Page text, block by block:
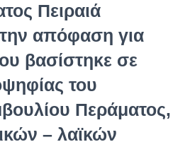
Πειραιά
απόφαση για
βασίστηκε σε
του
Περάματος,
– λαϊκών